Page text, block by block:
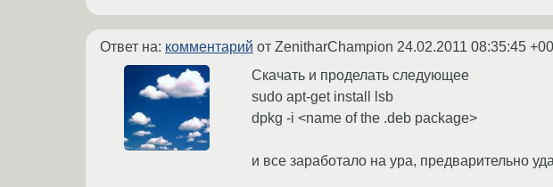
Ответ на: комментарий от ZenitharChampion 24.02.2011 08:35:45
Скачать и проделать следующее
sudo apt-get install lsb
dpkg -i <name of the .deb package>
и все заработало на ура, предварительно